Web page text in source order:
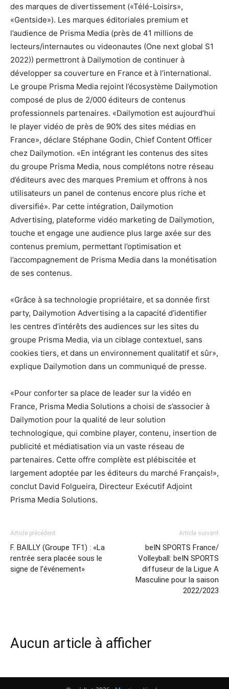
des marques de divertissement («Télé-Loisirs»,
«Gentside»). Les marques éditoriales premium et
l’audience de Prisma Media (près de 41 millions de
lecteurs/internautes ou videonautes (One next global S1
2022)) permettront à Dailymotion de continuer à
développer sa couverture en France et à l’international.
Le groupe Prisma Media rejoint l’écosystème Dailymotion
composé de plus de 2/000 éditeurs de contenus
professionnels partenaires. «Dailymotion est aujourd’hui
le player vidéo de près de 90% des sites médias en
France», déclare Stéphane Godin, Chief Content Officer
chez Dailymotion. «En intégrant les contenus des sites
du groupe Prisma Media, nous complétons notre réseau
d’éditeurs avec des marques Premium et offrons à nos
utilisateurs un panel de contenus encore plus riche et
diversifié». Par cette intégration, Dailymotion
Advertising, plateforme vidéo marketing de Dailymotion,
touche et engage une audience plus large axée sur des
contenus premium, permettant l’optimisation et
l’accompagnement de Prisma Media dans la monétisation
de ses contenus.
«Grâce à sa technologie propriétaire, et sa donnée first
party, Dailymotion Advertising a la capacité d’identifier
les centres d’intérêts des audiences sur les sites du
groupe Prisma Media, via un ciblage contextuel, sans
cookies tiers, et dans un environnement qualitatif et sûr»,
explique Dailymotion dans un communiqué de presse.
«Pour conforter sa place de leader sur la vidéo en
France, Prisma Media Solutions a choisi de s’associer à
Dailymotion pour la qualité de leur solution
technologique, qui combine player, contenu, insertion de
publicité et médiatisation via un vaste réseau de
partenaires. Cette offre complète est plébiscitée et
largement adoptée par les éditeurs du marché Français!»,
conclut David Folgueira, Directeur Exécutif Adjoint
Prisma Media Solutions.
Article précédent
F. BAILLY (Groupe TF1) : «La
rentrée sera placée sous le
signe de l’événement»
Article suivant
beIN SPORTS France/
Volleyball: beIN SPORTS
diffuseur de la Ligue A
Masculine pour la saison
2022/2023
Aucun article à afficher